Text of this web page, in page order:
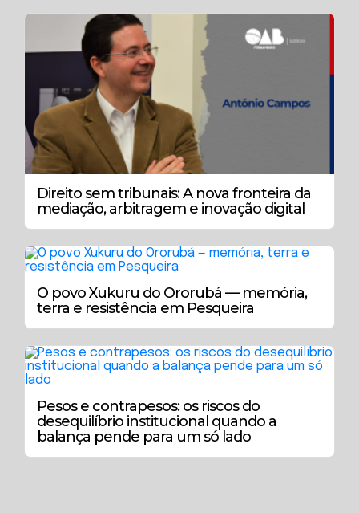
Direito sem tribunais: A nova fronteira da
mediação, arbitragem e inovação digital
O povo Xukuru do Ororubá — memória,
terra e resistência em Pesqueira
Pesos e contrapesos: os riscos do
desequilíbrio institucional quando a
balança pende para um só lado